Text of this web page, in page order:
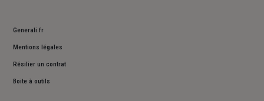
Generali.fr
Mentions légales
Résilier un contrat
Boite à outils